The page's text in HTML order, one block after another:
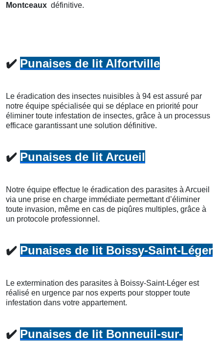
Montceaux définitive.
✔️ Punaises de lit Alfortville
Le éradication des insectes nuisibles à 94 est assuré par
notre équipe spécialisée qui se déplace en priorité pour
éliminer toute infestation de insectes, grâce à un processus
efficace garantissant une solution définitive.
✔️ Punaises de lit Arcueil
Notre équipe effectue le éradication des parasites à Arcueil
via une prise en charge immédiate permettant d’éliminer
toute invasion, même en cas de piqûres multiples, grâce à
un protocole professionnel.
✔️ Punaises de lit Boissy-Saint-Léger
Le extermination des parasites à Boissy-Saint-Léger est
réalisé en urgence par nos experts pour stopper toute
infestation dans votre appartement.
✔️ Punaises de lit Bonneuil-sur-